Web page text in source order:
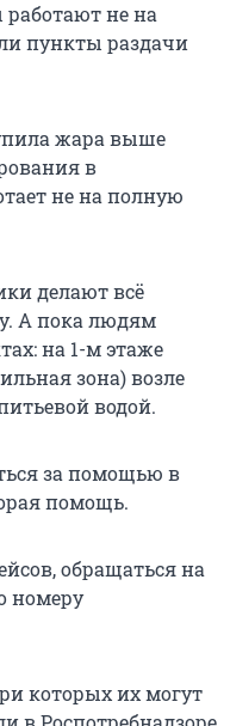
не на
пункты раздачи
жара выше
в
не на полную
делают всё
А пока людям
на 1-м этаже
зона) возле
водой.
за помощью в
помощь.
обращаться на
номеру
которых их могут